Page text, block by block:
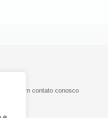
entre em contato conosco